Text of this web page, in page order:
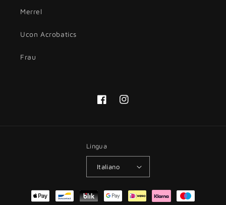
Merrel
Ucon Acrobatics
Frau
FacebookInstagram
Lingua
Italiano
Metodi